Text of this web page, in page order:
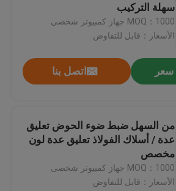
سهلة التركيب
MOQ：1000 جهاز كمبيوتر شخصى
الأسعار：قابل للتفاوض
اتصل بنا
من السهل ضبط ضوء الحوض تعليق
عدة / أسلاك الفولاذ تعليق عدة لون
مخصص
MOQ：1000 جهاز كمبيوتر شخصى
الأسعار：قابل للتفاوض